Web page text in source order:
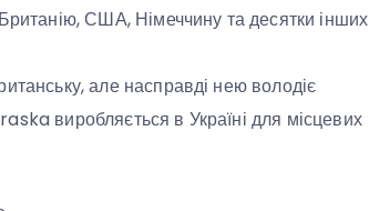
США, Німеччину та десятки інших
але насправді нею володіє
виробляється в Україні для місцевих